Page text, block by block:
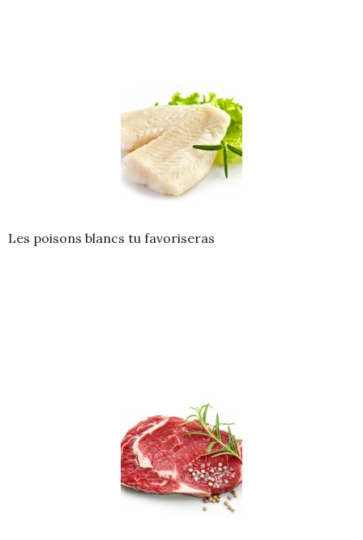
Les poisons blancs tu favoriseras